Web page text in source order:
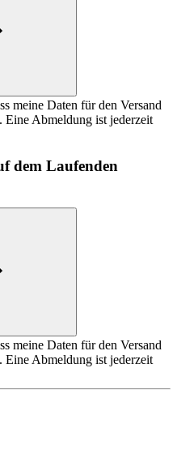
meine Daten für den Versand
Eine Abmeldung ist jederzeit
dem Laufenden
meine Daten für den Versand
Eine Abmeldung ist jederzeit